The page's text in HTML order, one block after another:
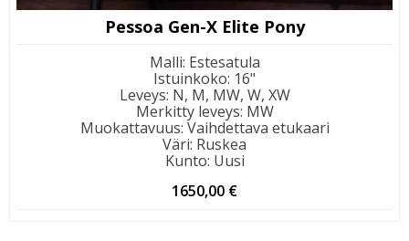
Pessoa Gen-X Elite Pony
Malli: Estesatula
Istuinkoko: 16"
Leveys: N, M, MW, W, XW
Merkitty leveys: MW
Muokattavuus: Vaihdettava etukaari
Väri: Ruskea
Kunto: Uusi
1650,00 €